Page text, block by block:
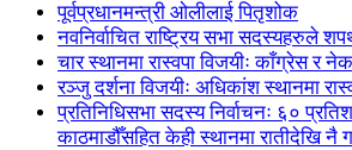
पूर्वप्रधानमन्त्री ओलीलाई पितृशोक
नवनिर्वाचित राष्ट्रिय सभा सदस्यहरुले
चार स्थानमा रास्वपा विजयीः काँग्रेस र
रञ्जु दर्शना विजयीः अधिकांश स्थानमा
प्रतिनिधिसभा सदस्य निर्वाचनः ६०
काठमाडौँसहित केही स्थानमा रातीदेखि